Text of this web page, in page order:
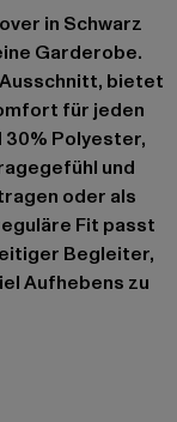
in Schwarz
Garderobe.
bietet
für jeden
30% Polyester,
und
oder als
Fit passt
Begleiter,
Aufhebens zu